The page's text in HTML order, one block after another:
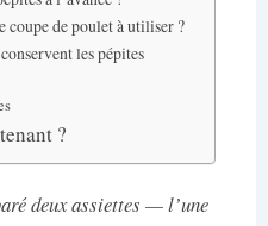
coupe de poulet à utiliser ?
les pépites
?
deux assiettes — l’une